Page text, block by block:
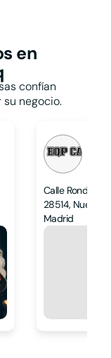
en
confían
negocio.
L
Calle Ronda
28514, Nuevo
Madrid